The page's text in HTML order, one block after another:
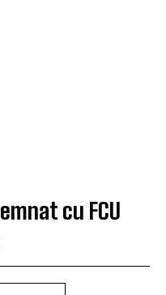
cu FCU